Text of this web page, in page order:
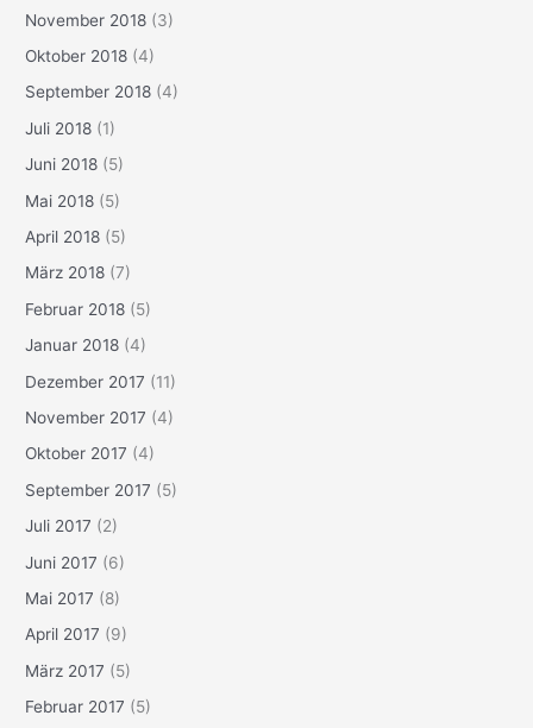
November 2018 (3)
Oktober 2018 (4)
September 2018 (4)
Juli 2018 (1)
Juni 2018 (5)
Mai 2018 (5)
April 2018 (5)
März 2018 (7)
Februar 2018 (5)
Januar 2018 (4)
Dezember 2017 (11)
November 2017 (4)
Oktober 2017 (4)
September 2017 (5)
Juli 2017 (2)
Juni 2017 (6)
Mai 2017 (8)
April 2017 (9)
März 2017 (5)
Februar 2017 (5)